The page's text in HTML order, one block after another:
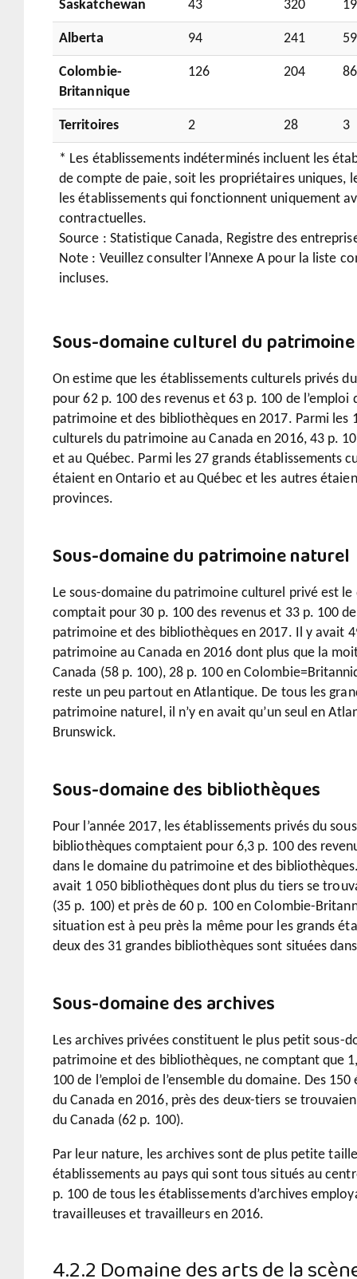
Saskatchewan 43 320 19
Alberta 94 241 59
Colombie-
Britannique
126 204 86
Territoires 2 28 3
* Les établissements indéterminés incluent les
de compte de paie, soit les propriétaires uniques,
les établissements qui fonctionnent uniquement
contractuelles.
Source : Statistique Canada, Registre des
Note : Veuillez consulter l’Annexe A pour la liste
incluses.
Sous-domaine culturel du patrimoine
On estime que les établissements culturels privés
pour 62 p. 100 des revenus et 63 p. 100 de l’emploi
patrimoine et des bibliothèques en 2017. Parmi les
culturels du patrimoine au Canada en 2016, 43 p.
et au Québec. Parmi les 27 grands établissements
étaient en Ontario et au Québec et les autres
provinces.
Sous-domaine du patrimoine naturel
Le sous-domaine du patrimoine culturel privé est
comptait pour 30 p. 100 des revenus et 33 p. 100
patrimoine et des bibliothèques en 2017. Il y avait
patrimoine au Canada en 2016 dont plus que la
Canada (58 p. 100), 28 p. 100 en
reste un peu partout en Atlantique. De tous les
patrimoine naturel, il n’y en avait qu’un seul en
Brunswick.
Sous-domaine des bibliothèques
Pour l’année 2017, les établissements privés du
bibliothèques comptaient pour 6,3 p. 100 des
dans le domaine du patrimoine et des
avait 1 050 bibliothèques dont plus du tiers se
(35 p. 100) et près de 60 p. 100 en Colombie-
situation est à peu près la même pour les grands
deux des 31 grandes bibliothèques sont situées
Sous-domaine des archives
Les archives privées constituent le plus petit sous-
patrimoine et des bibliothèques, ne comptant que
100 de l’emploi de l’ensemble du domaine. Des
du Canada en 2016, près des deux-tiers se
du Canada (62 p. 100).
Par leur nature, les archives sont de plus petite
établissements au pays qui sont tous situés au
p. 100 de tous les établissements d’archives
travailleuses et travailleurs en 2016.
4.2.2 Domaine des arts de la